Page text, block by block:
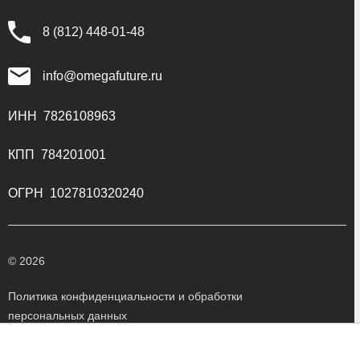
8 (812) 448-01-48
info@omegafuture.ru
ИНН 7826108963
КПП 784201001
ОГРН 1027810320240
© 2026
Политика конфиденциальности и обработки
персональных данных